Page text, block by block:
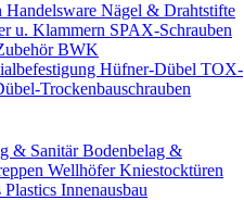
Handelsware Nägel & Drahtstifte
u. Klammern SPAX-Schrauben
BWK
Hüfner-Dübel TOX-
Trockenbauschrauben
& SanitärBodenbelag &
Wellhöfer Kniestocktüren
Innenausbau